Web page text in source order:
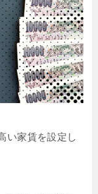
い家賃を設定し